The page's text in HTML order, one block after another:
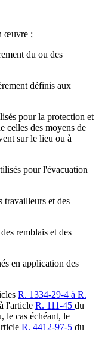
œuvre ;
du ou des
définis aux
pour la protection et
celles des moyens de
sur le lieu ou à
pour l'évacuation
travailleurs et des
remblais et des
en application des
R. 1334-29-4 à R.
l'article R. 111-45 du
le cas échéant, le
R. 4412-97-5 du